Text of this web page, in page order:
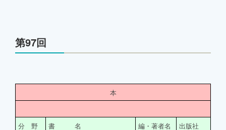
第97回
本
分 野 書 名 編・著者名 出版社